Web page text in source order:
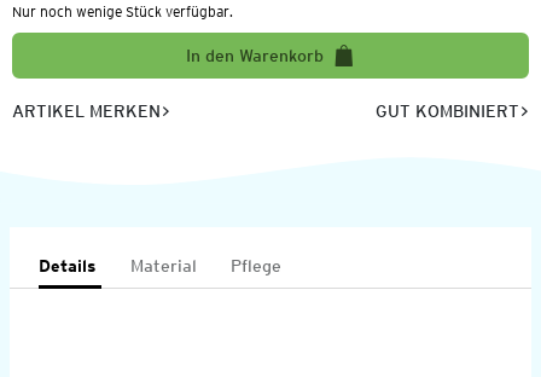
Nur noch wenige Stück verfügbar.
In den Warenkorb
ARTIKEL MERKEN GUT KOMBINIERT
Details Material Pflege